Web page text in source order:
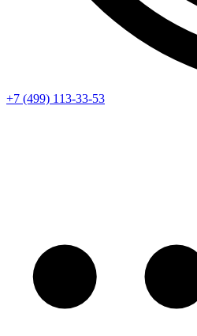
+7 (499) 113-33-53